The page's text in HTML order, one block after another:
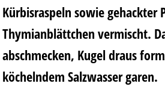
Kürbisraspeln sowie gehackter
Thymianblättchen vermischt.
abschmecken, Kugel draus
köchelndem Salzwasser garen.